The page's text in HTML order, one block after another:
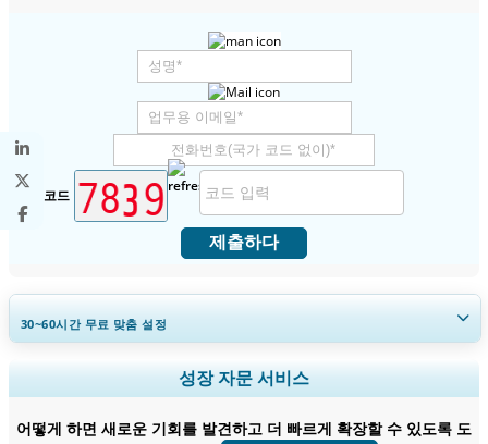
보안 코드
제출하다
30~60시간무료 맞춤 설정
지역 및 국가 범위 확장, 세그먼트 분석, 기업 프로필, 경쟁 벤치마킹, 및 최
종 사용자 인사이트.
지금 맞춤 설정
성장 자문 서비스
어떻게 하면 새로운 기회를 발견하고 더 빠르게 확장할 수 있도록 도